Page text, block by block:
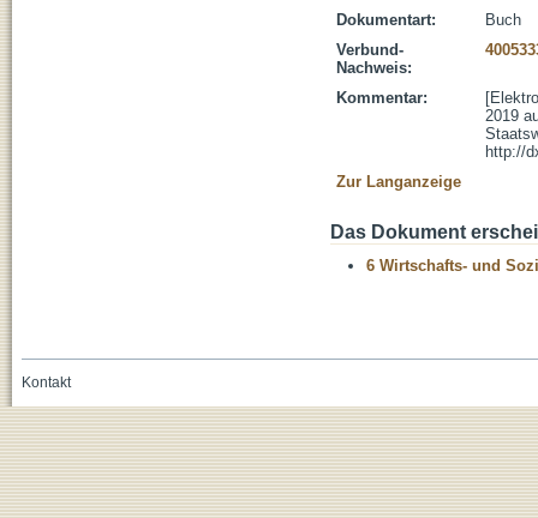
Dokumentart:
Buch
Verbund-
Nachweis:
Kommentar:
2019
http://
Zur Langanzeige
Das Dokument
6 Wirtschafts- und
Kontakt